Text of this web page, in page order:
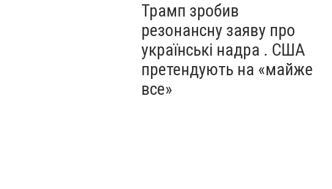
Трамп зробив
резонансну заяву про
українські надра . США
претендують на «майже
все»